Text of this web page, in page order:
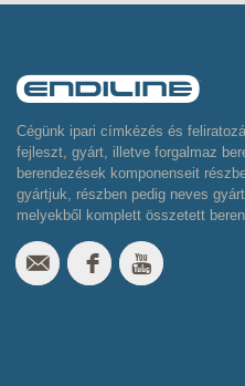
Cégünk ipari címkézés és
fejleszt, gyárt, illetve forgalmaz
berendezések komponenseit
gyártjuk, részben pedig neves
melyekből komplett összetett